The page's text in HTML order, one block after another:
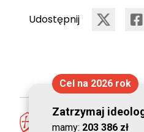
Udostępnij
Cel na 2026 rok
Zatrzymaj
mamy: 203 386 zł